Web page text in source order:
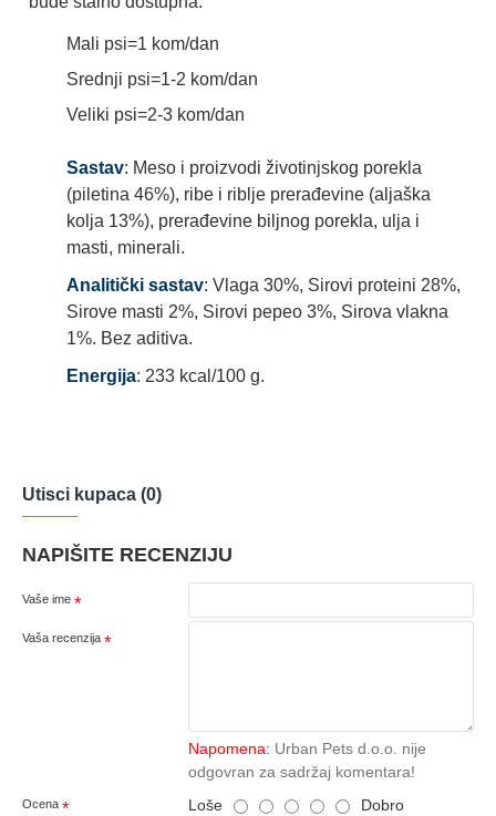
Mali psi=1 kom/dan
Srednji psi=1-2 kom/dan
Veliki psi=2-3 kom/dan
Sastav: Meso i proizvodi životinjskog porekla
(piletina 46%), ribe i riblje prerađevine (aljaška
kolja 13%), prerađevine biljnog porekla, ulja i
masti, minerali.
Analitički sastav: Vlaga 30%, Sirovi proteini 28%,
Sirove masti 2%, Sirovi pepeo 3%, Sirova vlakna
1%. Bez aditiva.
Energija: 233 kcal/100 g.
Utisci kupaca (0)
NAPIŠITE RECENZIJU
Vaše ime
Vaša recenzija
Napomena: Urban Pets d.o.o. nije
odgovran za sadržaj komentara!
Ocena Loše Dobro